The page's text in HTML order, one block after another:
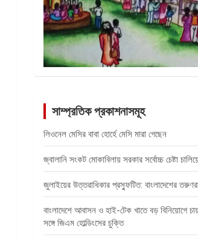
সাম্প্রতিক প্রকাশনাসমূহ
লিওনেল মেসির বাবা হোর্হে মেসি মারা গেছেন
জ্বালানি সংকট মোকাবিলায় সরকার সর্বোচ্চ চেষ্টা
জুলাইয়ের উত্তরাধিকার প্রস্ফুটিত: বাংলাদেশের
বাংলাদেশে আবাসন ও হাই-টেক খাতে বড় বিনিয়োগে
সঙ্গে জিএম হোল্ডিংসের চুক্তি